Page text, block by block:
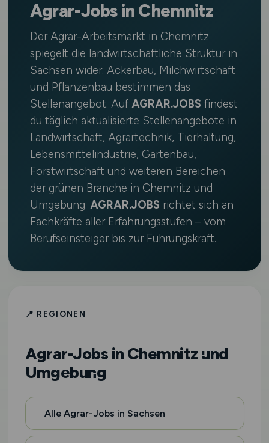
Agrar-Jobs in Chemnitz
Der Agrar-Arbeitsmarkt in Chemnitz
spiegelt die landwirtschaftliche Struktur in
Sachsen wider: Ackerbau, Milchwirtschaft
und Pflanzenbau bestimmen das
Stellenangebot. Auf AGRAR.JOBS findest
du täglich aktualisierte Stellenangebote in
Landwirtschaft, Agrartechnik, Tierhaltung,
Lebensmittelindustrie, Gartenbau,
Forstwirtschaft und weiteren Bereichen
der grünen Branche in Chemnitz und
Umgebung. AGRAR.JOBS richtet sich an
Fachkräfte aller Erfahrungsstufen – vom
Berufseinsteiger bis zur Führungskraft.
📍 REGIONEN
Agrar-Jobs in Chemnitz und
Umgebung
Alle Agrar-Jobs in Sachsen